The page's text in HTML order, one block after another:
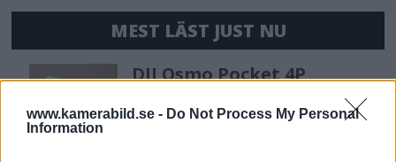
www.kamerabild.se - Do Not Process My Personal
Information
MEST LÄST JUST NU
DJI Osmo Pocket 4P
släppt – får 10-bitars D-
Log 2 & 3x optisk zoom